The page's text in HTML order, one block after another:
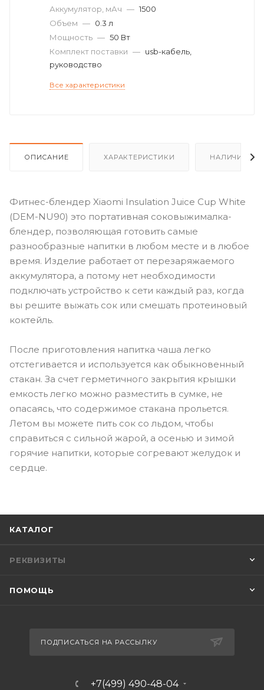
Аккумулятор, мАч — 1500
Объем — 0.3 л
Мощность — 50 Вт
Комплект поставки — usb-кабель,
руководство
Все характеристики
ОПИСАНИЕ ХАРАКТЕРИСТИКИ НАЛИЧИЕ
Фитнес-блендер Xiaomi Insulation Juice Cup White
(DEM-NU90) это портативная соковыжималка-
блендер, позволяющая готовить самые
разнообразные напитки в любом месте и в любое
время. Изделие работает от перезаряжаемого
аккумулятора, а потому нет необходимости
подключать устройство к сети каждый раз, когда
вы решите выжать сок или смешать протеиновый
коктейль.
После приготовления напитка чаша легко
отстегивается и используется как обыкновенный
стакан. За счет герметичного закрытия крышки
емкость легко можно разместить в сумке, не
опасаясь, что содержимое стакана прольется.
Летом вы можете пить сок со льдом, чтобы
справиться с сильной жарой, а осенью и зимой
горячие напитки, которые согревают желудок и
сердце.
КАТАЛОГ
РЕКВИЗИТЫ
ПОМОЩЬ
ПОДПИСАТЬСЯ НА РАССЫЛКУ
+7(499) 490-48-04